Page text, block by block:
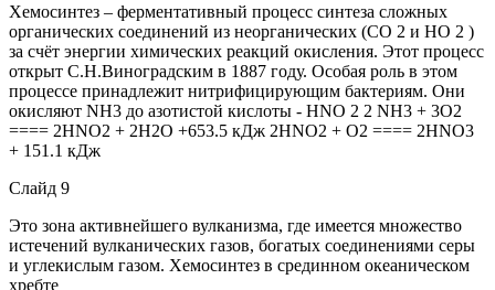
Хемосинтез – ферментативный процесс синтеза сложных
органических соединений из неорганических (СО 2 и НО 2 )
за счёт энергии химических реакций окисления. Этот процесс
открыт С.Н.Виноградским в 1887 году. Особая роль в этом
процессе принадлежит нитрифицирующим бактериям. Они
окисляют NH3 до азотистой кислоты - HNO 2 2 NH3 + 3O2
==== 2HNO2 + 2H2O +653.5 кДж 2HNO2 + O2 ==== 2HNO3
+ 151.1 кДж
Слайд 9
Это зона активнейшего вулканизма, где имеется множество
истечений вулканических газов, богатых соединениями серы
и углекислым газом. Хемосинтез в срединном океаническом
хребте